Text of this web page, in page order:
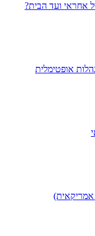
אחראי ועד הבית?
אופטימלית